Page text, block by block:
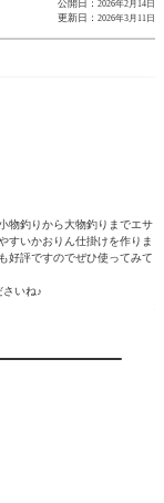
公開日： 2026年2月14日
更新日： 2026年3月11日
物釣りから大物釣りまでエサ
すいかおりん仕掛けを作りま
好評ですのでぜひ使ってみて
いね♪